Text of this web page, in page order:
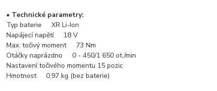
• Technické parametry:
Typ baterie XR Li-Ion
Napájecí napětí 18 V
Max. točivý moment 73 Nm
Otáčky naprázdno 0 - 450/1 650 ot./min
Nastavení točivého momentu 15 pozic
Hmotnost 0,97 kg (bez baterie)